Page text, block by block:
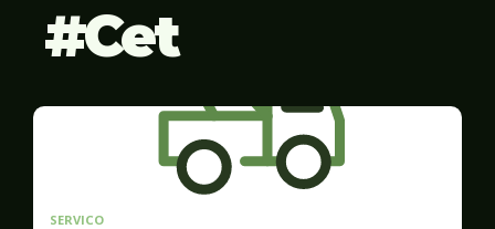
Cet
SERVICO